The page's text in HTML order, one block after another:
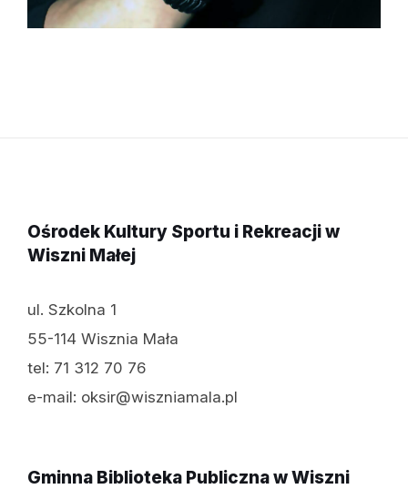
Ośrodek Kultury Sportu i Rekreacji w
Wiszni Małej
ul. Szkolna 1
55-114 Wisznia Mała
tel: 71 312 70 76
e-mail: oksir@wiszniamala.pl
Gminna Biblioteka Publiczna w Wiszni